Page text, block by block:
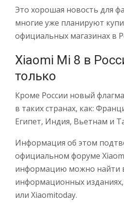
Это хорошая новость для
многие уже планируют
официальных магазинах в
Xiaomi Mi 8 в
только
Кроме России новый
в таких странах, как:
Египет, Индия, Вьетнам и
Информация об этом
официальном форуме
информацию можно найти
информационных изданиях,
или Xiaomitoday.